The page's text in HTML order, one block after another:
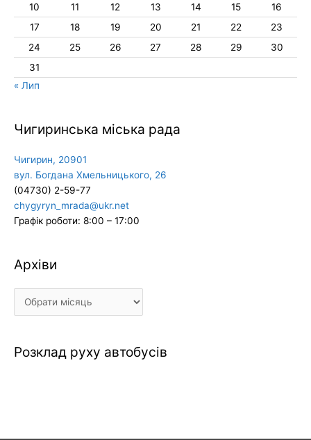
10
11 12 13 14 15
16
17
18 19 20 21 22
23
24
25 26 27 28 29
30
31
« Лип
Чигиринська міська рада
Чигирин, 20901
вул. Богдана Хмельницького, 26
(04730) 2-59-77
chygyryn_mrada@ukr.net
Графік роботи: 8:00 – 17:00
Архіви
Архіви
Розклад руху автобусів